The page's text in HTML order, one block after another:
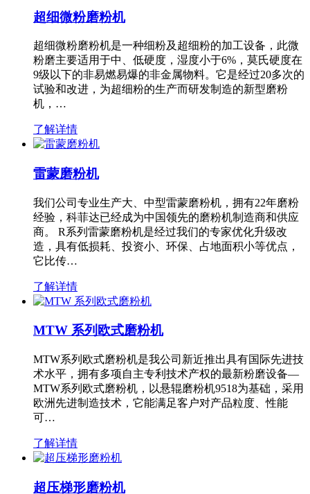
超细微粉磨粉机
超细微粉磨粉机是一种细粉及超细粉的加工设备，此微
粉磨主要适用于中、低硬度，湿度小于6%，莫氏硬度在
9级以下的非易燃易爆的非金属物料。它是经过20多次的
试验和改进，为超细粉的生产而研发制造的新型磨粉
机，…
了解详情
雷蒙磨粉机
我们公司专业生产大、中型雷蒙磨粉机，拥有22年磨粉
经验，科菲达已经成为中国领先的磨粉机制造商和供应
商。 R系列雷蒙磨粉机是经过我们的专家优化升级改
造，具有低损耗、投资小、环保、占地面积小等优点，
它比传…
了解详情
MTW 系列欧式磨粉机
MTW系列欧式磨粉机是我公司新近推出具有国际先进技
术水平，拥有多项自主专利技术产权的最新粉磨设备—
MTW系列欧式磨粉机，以悬辊磨粉机9518为基础，采用
欧洲先进制造技术，它能满足客户对产品粒度、性能
可…
了解详情
超压梯形磨粉机